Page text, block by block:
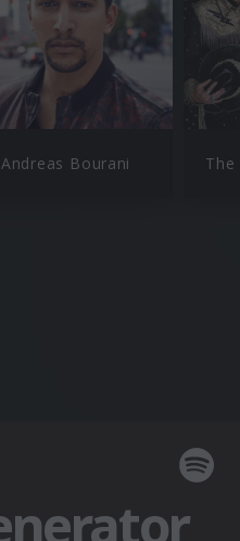
Andreas Bourani The